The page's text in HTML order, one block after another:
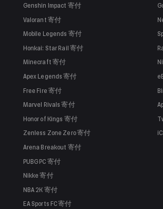
Genshin Impact 寄付
Valorant寄付
Mobile Legends 寄付
Honkai: Star Rail寄付
Minecraft寄付
Apex Legends寄付
Free Fire寄付
Marvel Rivals寄付
Honor of Kings 寄付
Zenless Zone Zero寄付
Arena Breakout 寄付
PUBG PC寄付
Nikke寄付
NBA 2K寄付
EA Sports FC寄付